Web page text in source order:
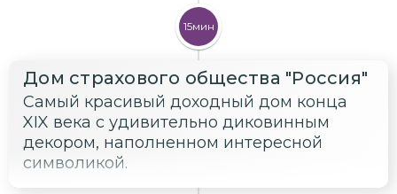
15мин
Дом страхового общества "Россия"
Самый красивый доходный дом конца
XIX века с удивительно диковинным
декором, наполненном интересной
символикой.